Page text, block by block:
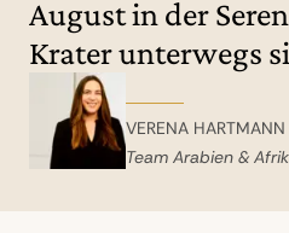
Wenn die
können Sie auch ein
Gnus und Zebras
Bologonia Fluss, in
schon lauern.
August in der
Krater unterwegs
VERENA HARTMANN
Team Arabien &